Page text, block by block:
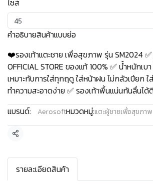
ไซส์
45
คำอธิบายสินค้าแบบย่อ
❤️รองเท้าแตะชาย เพื่อสุขภาพ รุ่น SM2024
OFFICIAL STORE ของแท้ 100% ✅ น้ำหนักเบ
เหมาะกับการใส่ทุกฤดู ใส่หน้าฝน ไม่กลัวเปียก
ทำความสะอาดง่าย ✅ รองเท้าพื้นแน่นกันลื่นได้ดี
แบรนด์:
Aerosoftหมวดหมู่:แตะผู้ชายเพื่อสุขภาพ
แชร์
รายละเอียดสินค้า